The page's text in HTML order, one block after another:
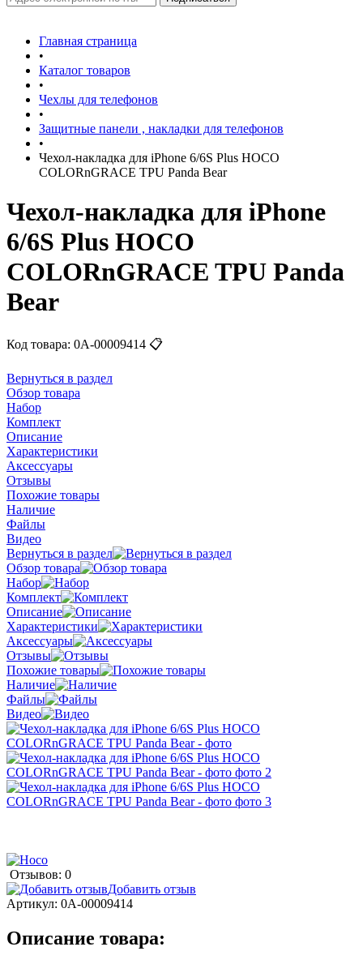
Главная страница
•
Каталог товаров
•
Чехлы для телефонов
•
Защитные панели , накладки для телефонов
•
Чехол-накладка для iPhone 6/6S Plus HOCO
COLORnGRACE TPU Panda Bear
Чехол-накладка для iPhone
6/6S Plus HOCO
COLORnGRACE TPU Panda
Bear
Код товара: 0А-00009414 📋
Вернуться в раздел
Обзор товара
Набор
Комплект
Описание
Характеристики
Аксессуары
Отзывы
Похожие товары
Наличие
Файлы
Видео
Вернуться в раздел
Обзор товара
Набор
Комплект
Описание
Характеристики
Аксессуары
Отзывы
Похожие товары
Наличие
Файлы
Видео
Отзывов: 0
Добавить отзыв
Артикул: 0А-00009414
Описание товара: